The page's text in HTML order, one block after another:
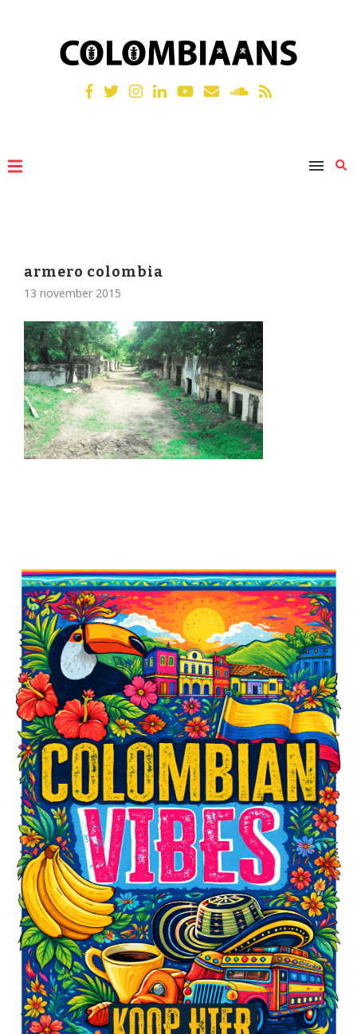
armero colombia
13 november 2015